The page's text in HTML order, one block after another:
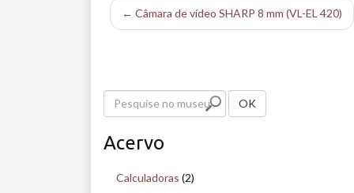
← Câmara de vídeo SHARP 8 mm (VL-EL 420)
s
OK
Acervo
Calculadoras (2)